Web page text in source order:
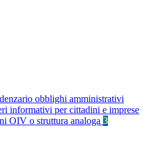
obblighi amministrativi
informativi per cittadini e imprese
OIV o struttura analoga 3